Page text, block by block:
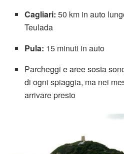
Cagliari: 50 km in auto
Teulada
Pula: 15 minuti in auto
Parcheggi e aree sosta
di ogni spiaggia, ma nei
arrivare presto